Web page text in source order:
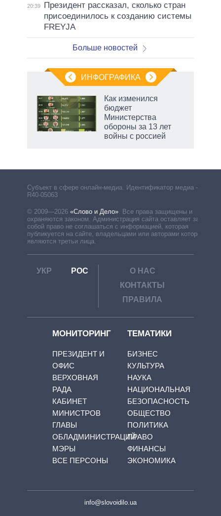
20:39
Президент рассказал, сколько стран
присоединилось к созданию системы
FREYJA
Больше новостей
ИНФОГРАФИКА
Как изменился
бюджет
Министерства
обороны за 13 лет
войны с россией
Субъект в сфере онлайн-медиа. Идентификатор медиа –
R40-05063
© 2009—2026 «Слово и Дело». Все права защищены и
охраняются законом. Администрация сайта оставляет за
собой право не соглашаться с информацией, которая
публикуется на сайте, владельцами или авторами которой
являются третьи лица.
УКР РОС
О НАС
КОНТАКТЫ
ПРАВИЛА
МОНИТОРИНГ
ПРЕЗИДЕНТ И
ОФИС
ВЕРХОВНАЯ
РАДА
КАБИНЕТ
МИНИСТРОВ
ГЛАВЫ
ОБЛАДМИНИСТРАЦИЙ
МЭРЫ
ВСЕ ПЕРСОНЫ
ТЕМАТИКИ
БИЗНЕС
КУЛЬТУРА
НАУКА
НАЦИОНАЛЬНАЯ
БЕЗОПАСНОСТЬ
ОБЩЕСТВО
ПОЛИТИКА
ПРАВО
ФИНАНСЫ
ЭКОНОМИКА
info@slovoidilo.ua